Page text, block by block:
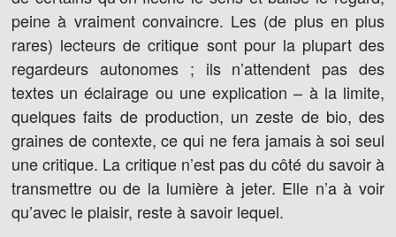
peine à vraiment convaincre. Les (de plus en plus
rares) lecteurs de critique sont pour la plupart des
regardeurs autonomes ; ils n’attendent pas des
textes un éclairage ou une explication – à la limite,
quelques faits de production, un zeste de bio, des
graines de contexte, ce qui ne fera jamais à soi seul
une critique. La critique n’est pas du côté du savoir à
transmettre ou de la lumière à jeter. Elle n’a à voir
qu’avec le plaisir, reste à savoir lequel.